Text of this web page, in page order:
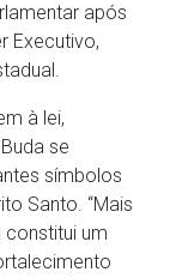
após
Executivo,
à lei,
se
símbolos
Santo. “Mais
constitui um